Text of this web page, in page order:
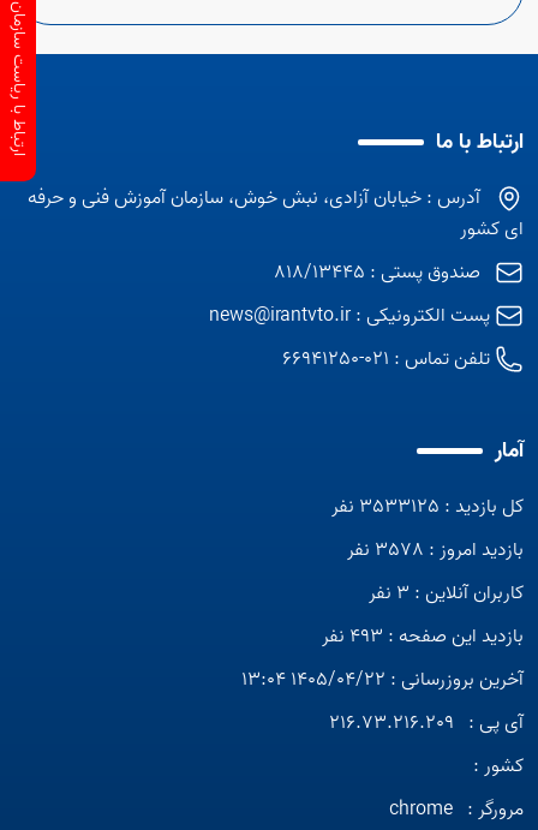
ارتباط با ما
آدرس : خیابان آزادی، نبش خوش، سازمان آموزش فنی و حرفه
ای کشور
صندوق پستی : 818/13445
پست الکترونیکی :news@irantvto.ir
تلفن تماس : 021-66941250
آمار
کل بازدید : 3533125 نفر
بازدید امروز : 3578 نفر
کاربران آنلاین : 3 نفر
بازدید این صفحه : 493 نفر
آخرین بروزرسانی : 1405/04/22 13:04
آی پی : 216.73.216.209
کشور :
مرورگر : chrome
ارتباط با ریاست سازمان